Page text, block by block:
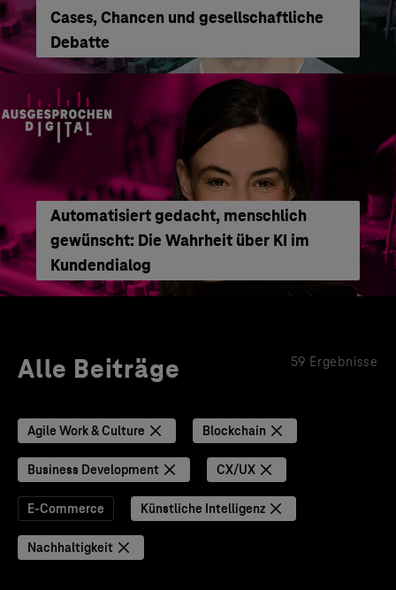
Cases, Chancen und gesellschaftliche
Debatte
Automatisiert gedacht, menschlich
gewünscht: Die Wahrheit über KI im
Kundendialog
Alle Beiträge 59 Ergebnisse
Agile Work & Culture Blockchain
Business Development CX/UX
E-Commerce Künstliche Intelligenz
Nachhaltigkeit